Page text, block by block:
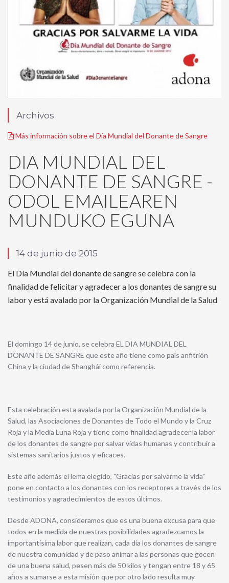
Archivos
Más información sobre el Día Mundíal del Donante de Sangre
DIA MUNDIAL DEL
DONANTE DE SANGRE -
ODOL EMAILEAREN
MUNDUKO EGUNA
14 de junio de 2015
El Día Mundial del donante de sangre se celebra con la
finalidad de felicitar y agradecer a los donantes de sangre su
labor y está avalado por la Organización Mundial de la Salud
El domingo 14 de junio, se celebra EL DIA MUNDIAL DEL
DONANTE DE SANGRE que este año tiene como país anfitrión
China y la ciudad de Shanghái como referencia.
Esta celebración esta avalada por la Organización Mundial de la
Salud, las Asociaciones de Donantes de Todo el Mundo y la Cruz
Roja y la Media Luna Roja y tiene como finalidad agradecer la labor
de los donantes de sangre por salvar vidas humanas y contribuir a
sistemas sanitarios justos y eficaces.
Este año además el lema elegido, "Gracias por salvarme la vida"
pone en contacto a los donantes con los receptores a través de los
testimonios y agradecimientos de estos últimos.
Desde ADONA, consideramos que es una buena excusa para que
todos en la medida de nuestras posibilidades agradezcamos la
importantísima labor que realizan, cada día los donantes de sangre
de nuestra comunidad y de paso animar a las personas que gocen
de una buena salud, pesen más de 50 kilos y tengan entre 18 y 65
años a sumarse a esta misión que por otro lado resulta muy